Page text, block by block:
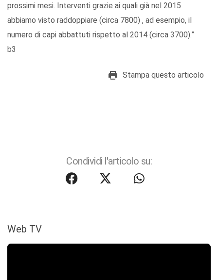
prossimi mesi. Interventi grazie ai quali già nel 2015
abbiamo visto raddoppiare (circa 7800) , ad esempio, il
numero di capi abbattuti rispetto al 2014 (circa 3700).”
b3
Stampa questo articolo
Condividi l'articolo su:
Web TV